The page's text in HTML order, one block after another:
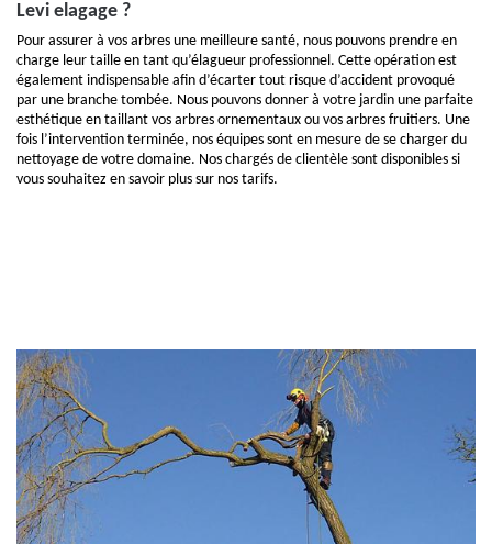
Levi elagage ?
Pour assurer à vos arbres une meilleure santé, nous pouvons prendre en
charge leur taille en tant qu’élagueur professionnel. Cette opération est
également indispensable afin d’écarter tout risque d’accident provoqué
par une branche tombée. Nous pouvons donner à votre jardin une parfaite
esthétique en taillant vos arbres ornementaux ou vos arbres fruitiers. Une
fois l’intervention terminée, nos équipes sont en mesure de se charger du
nettoyage de votre domaine. Nos chargés de clientèle sont disponibles si
vous souhaitez en savoir plus sur nos tarifs.